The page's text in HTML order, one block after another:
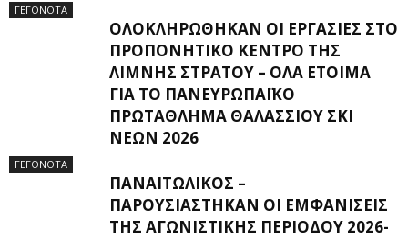
ΓΕΓΟΝΟΤΑ
ΟΛΟΚΛΗΡΏΘΗΚΑΝ ΟΙ ΕΡΓΑΣΊΕΣ ΣΤΟ
ΠΡΟΠΟΝΗΤΙΚΌ ΚΈΝΤΡΟ ΤΗΣ
ΛΊΜΝΗΣ ΣΤΡΆΤΟΥ – ΌΛΑ ΈΤΟΙΜΑ
ΓΙΑ ΤΟ ΠΑΝΕΥΡΩΠΑΪΚΌ
ΠΡΩΤΆΘΛΗΜΑ ΘΑΛΆΣΣΙΟΥ ΣΚΙ
ΝΈΩΝ 2026
ΓΕΓΟΝΟΤΑ
ΠΑΝΑΙΤΩΛΙΚΌΣ –
ΠΑΡΟΥΣΙΆΣΤΗΚΑΝ ΟΙ ΕΜΦΑΝΊΣΕΙΣ
ΤΗΣ ΑΓΩΝΙΣΤΙΚΉΣ ΠΕΡΙΌΔΟΥ 2026-